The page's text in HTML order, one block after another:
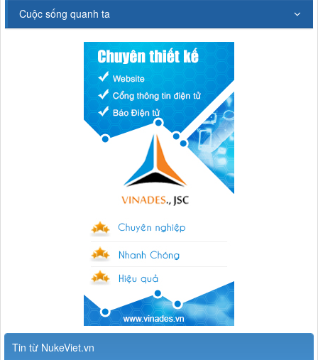
Cuộc sống quanh ta
Tin từ NukeViet.vn